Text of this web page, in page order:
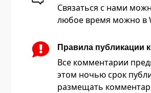
Связаться с нами
любое время можно в
Правила публикации
Все комментарии
этом ночью срок
размещать